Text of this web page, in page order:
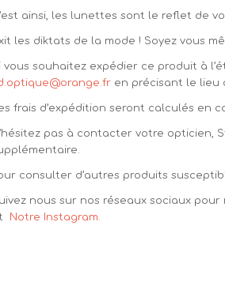
ainsi, les lunettes sont le reflet de
les diktats de la mode ! Soyez vous
vous souhaitez expédier ce produit à
en précisant le lieu
frais d’expédition seront calculés en
pas à contacter votre opticien,
consulter d’autres produits
nous sur nos réseaux sociaux
Notre Instagram.